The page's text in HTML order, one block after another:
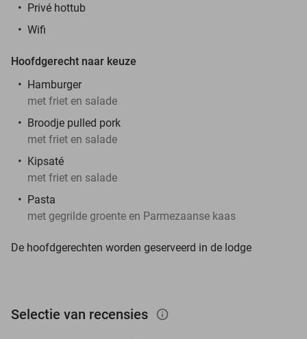
Privé hottub
Wifi
Hoofdgerecht naar keuze
Hamburger
met friet en salade
Broodje pulled pork
met friet en salade
Kipsaté
met friet en salade
Pasta
met gegrilde groente en Parmezaanse kaas
De hoofdgerechten worden geserveerd in de lodge
Selectie van recensies info_outlined